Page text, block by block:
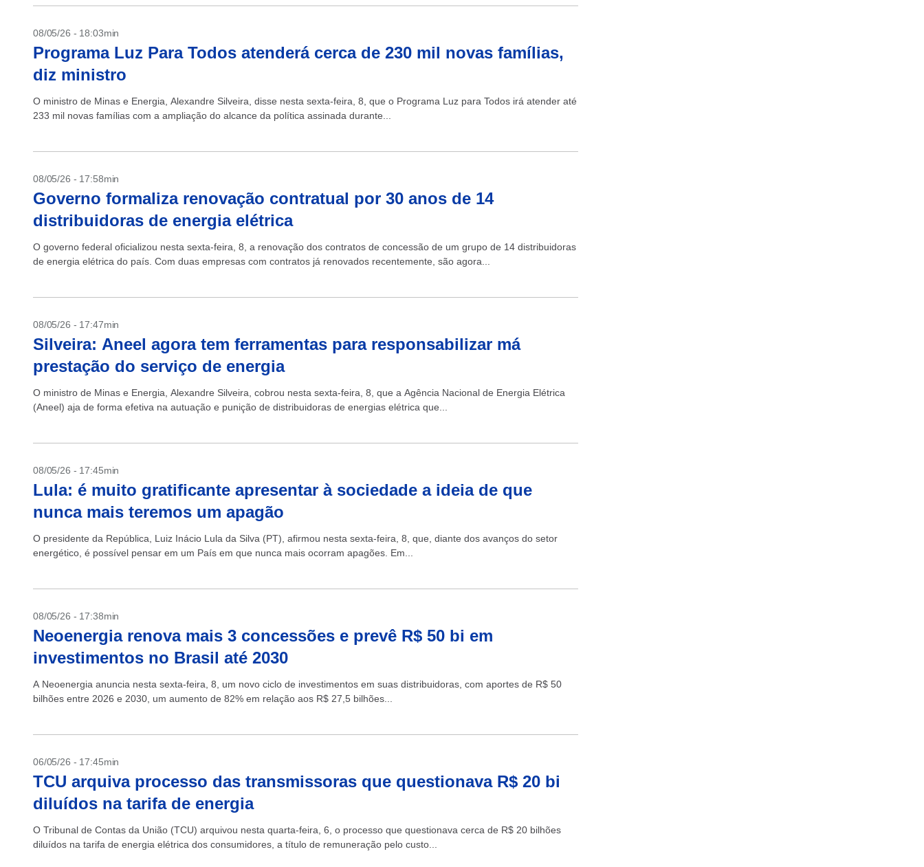
08/05/26 - 18:03min
Programa Luz Para Todos atenderá cerca de 230 mil novas famílias,
diz ministro
O ministro de Minas e Energia, Alexandre Silveira, disse nesta sexta-feira, 8, que o Programa Luz para Todos irá atender até
233 mil novas famílias com a ampliação do alcance da política assinada durante...
08/05/26 - 17:58min
Governo formaliza renovação contratual por 30 anos de 14
distribuidoras de energia elétrica
O governo federal oficializou nesta sexta-feira, 8, a renovação dos contratos de concessão de um grupo de 14 distribuidoras
de energia elétrica do país. Com duas empresas com contratos já renovados recentemente, são agora...
08/05/26 - 17:47min
Silveira: Aneel agora tem ferramentas para responsabilizar má
prestação do serviço de energia
O ministro de Minas e Energia, Alexandre Silveira, cobrou nesta sexta-feira, 8, que a Agência Nacional de Energia Elétrica
(Aneel) aja de forma efetiva na autuação e punição de distribuidoras de energias elétrica que...
08/05/26 - 17:45min
Lula: é muito gratificante apresentar à sociedade a ideia de que
nunca mais teremos um apagão
O presidente da República, Luiz Inácio Lula da Silva (PT), afirmou nesta sexta-feira, 8, que, diante dos avanços do setor
energético, é possível pensar em um País em que nunca mais ocorram apagões. Em...
08/05/26 - 17:38min
Neoenergia renova mais 3 concessões e prevê R$ 50 bi em
investimentos no Brasil até 2030
A Neoenergia anuncia nesta sexta-feira, 8, um novo ciclo de investimentos em suas distribuidoras, com aportes de R$ 50
bilhões entre 2026 e 2030, um aumento de 82% em relação aos R$ 27,5 bilhões...
06/05/26 - 17:45min
TCU arquiva processo das transmissoras que questionava R$ 20 bi
diluídos na tarifa de energia
O Tribunal de Contas da União (TCU) arquivou nesta quarta-feira, 6, o processo que questionava cerca de R$ 20 bilhões
diluídos na tarifa de energia elétrica dos consumidores, a título de remuneração pelo custo...